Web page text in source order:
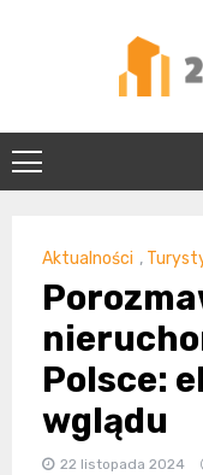
Aktualności ,
Polsce:
wglądu
22 listopada 2024